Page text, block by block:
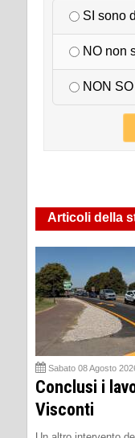
SI sono
NO non
NON SO
Articoli della
Sabato 08 Agosto
Conclusi i
Visconti